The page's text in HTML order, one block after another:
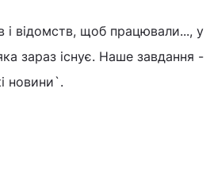
і відомств, щоб працювали..., у
зараз існує. Наше завдання -
новини`.